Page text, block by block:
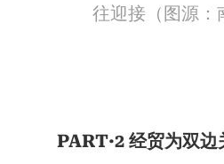
往迎接（图源：
PART·2 经贸为双